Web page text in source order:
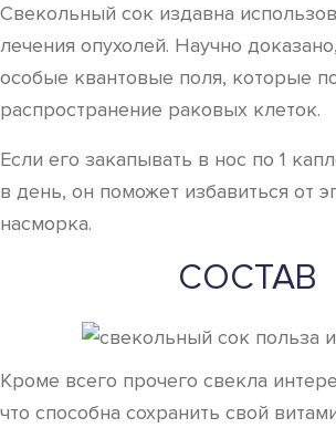
Свекольный сок издавна
лечения опухолей. Научно
особые квантовые поля, которые
распространение раковых клеток.
Если его закапывать в нос по 1
в день, он поможет избавиться от
насморка.
СОСТАВ
Кроме всего прочего свекла
что способна сохранить свой